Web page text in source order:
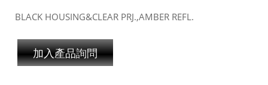
BLACK HOUSING&CLEAR PRJ.,AMBER REFL.
加入產品詢問